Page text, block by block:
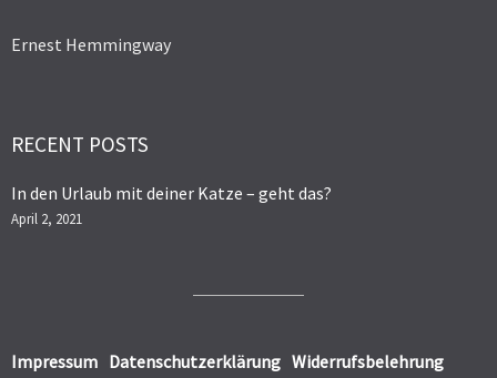
Ernest Hemmingway
RECENT POSTS
In den Urlaub mit deiner Katze – geht das?
April 2, 2021
Impressum Datenschutzerklärung Widerrufsbelehrung